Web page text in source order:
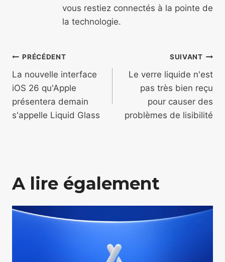
vous restiez connectés à la pointe de
la technologie.
Navigation
de
l’article
PRÉCÉDENT
La nouvelle interface
iOS 26 qu'Apple
présentera demain
s'appelle Liquid Glass
SUIVANT
Le verre liquide n'est
pas très bien reçu
pour causer des
problèmes de lisibilité
A lire également